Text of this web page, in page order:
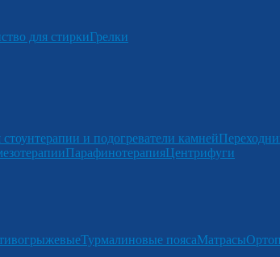
для стиркиГрелки
и подогреватели камней
ПарафинотерапияЦентрифуги
Турмалиновые поясаМатрасы